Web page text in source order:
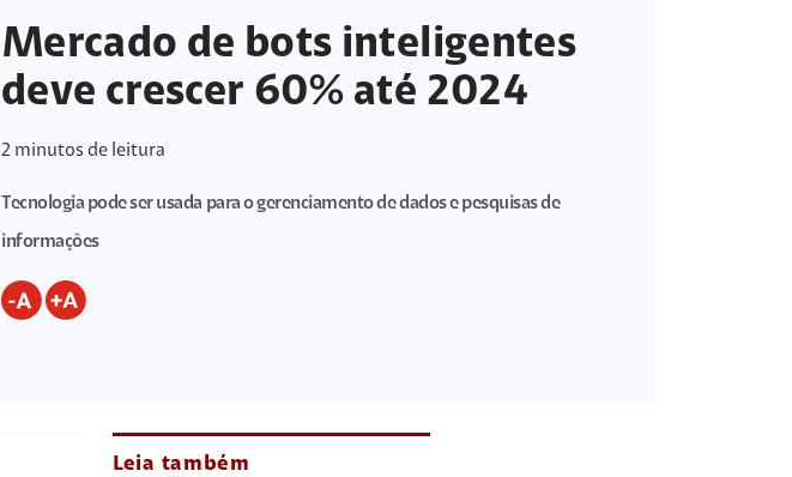
Mercado de bots inteligentes
deve crescer 60% até 2024
2 minutos de leitura
Tecnologia pode ser usada para o gerenciamento de dados e pesquisas de
informações
Leia também